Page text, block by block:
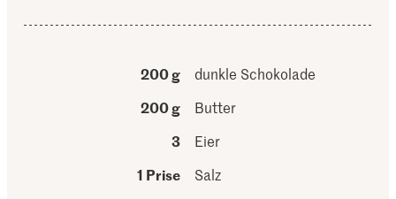
200 g
dunkle Schokolade
200 g
Butter
3
Eier
1 Prise
Salz